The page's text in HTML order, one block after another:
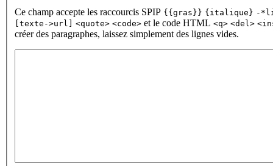
Ce champ accepte les raccourcis SPIP {{gras}} {italique} -
[texte->url]
<quote> <code> et le code HTML <q> <del>
créer des paragraphes, laissez simplement des lignes vides.